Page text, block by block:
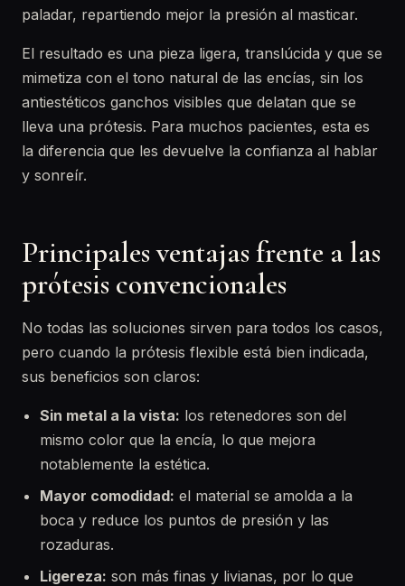
paladar, repartiendo mejor la presión al masticar.
El resultado es una pieza ligera, translúcida y que se
mimetiza con el tono natural de las encías, sin los
antiestéticos ganchos visibles que delatan que se
lleva una prótesis. Para muchos pacientes, esta es
la diferencia que les devuelve la confianza al hablar
y sonreír.
Principales ventajas frente a las
prótesis convencionales
No todas las soluciones sirven para todos los casos,
pero cuando la prótesis flexible está bien indicada,
sus beneficios son claros:
Sin metal a la vista: los retenedores son del
mismo color que la encía, lo que mejora
notablemente la estética.
Mayor comodidad: el material se amolda a la
boca y reduce los puntos de presión y las
rozaduras.
Ligereza: son más finas y livianas, por lo que